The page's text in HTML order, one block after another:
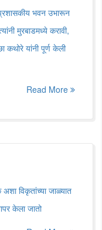
भवन उभारून
मुरबाडमध्ये करावी,
कथोरे यांनी पूर्ण केली
Read More
विकृतांच्या जाळ्यात
केला जातो